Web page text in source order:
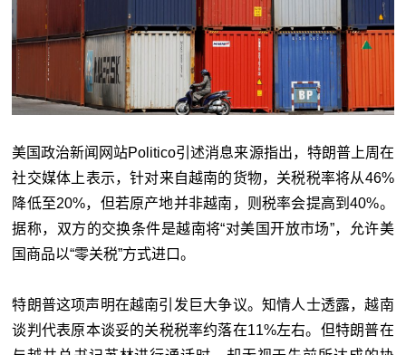
美国政治新闻网站Politico引述消息来源指出，特朗普上周在
社交媒体上表示，针对来自越南的货物，关税税率将从46%
降低至20%，但若原产地并非越南，则税率会提高到40%。
据称，双方的交换条件是越南将“对美国开放市场”，允许美
国商品以“零关税”方式进口。
特朗普这项声明在越南引发巨大争议。知情人士透露，越南
谈判代表原本谈妥的关税税率约落在11%左右。但特朗普在